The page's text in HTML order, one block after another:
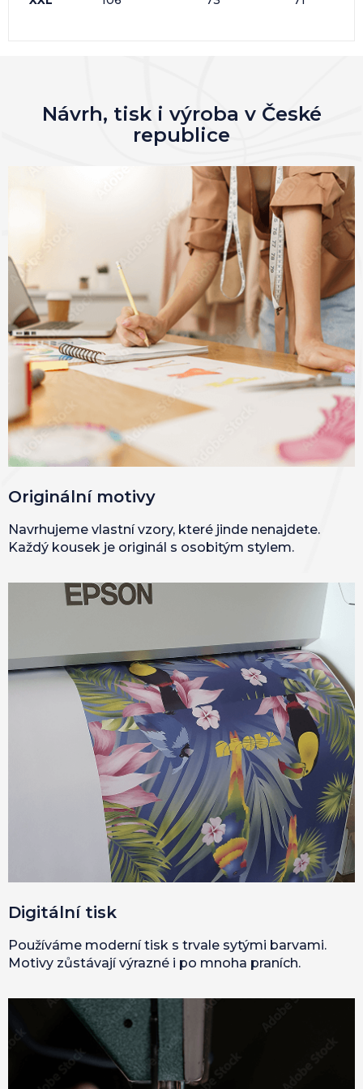
Návrh, tisk i výroba v České
republice
Originální motivy
Navrhujeme vlastní vzory, které jinde nenajdete.
Každý kousek je originál s osobitým stylem.
Digitální tisk
Používáme moderní tisk s trvale sytými barvami.
Motivy zůstávají výrazné i po mnoha praních.